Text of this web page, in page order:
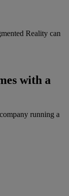
Reality can
with a
running a